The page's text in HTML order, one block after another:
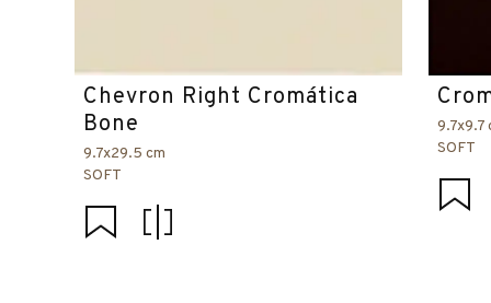
Chevron Right Cromática
Bone
9.7x29.5 cm
SOFT
9.7x9.7
SOFT